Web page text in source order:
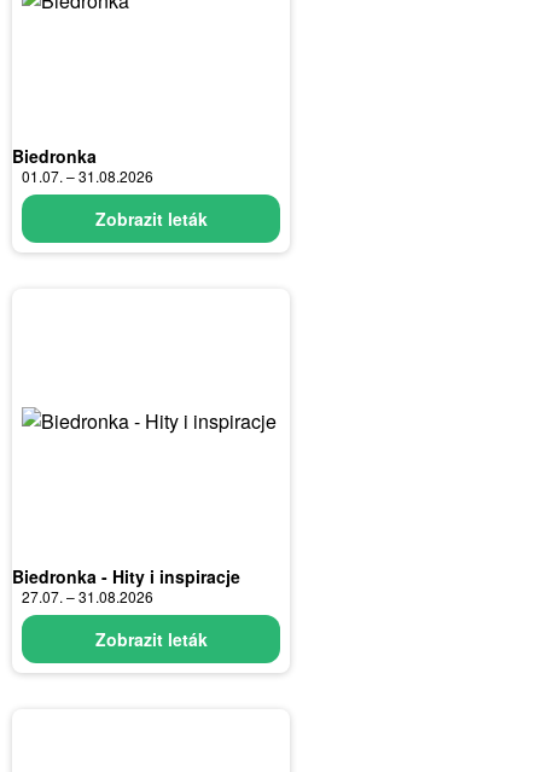
Biedronka
01.07. – 31.08.2026
Zobrazit leták
Biedronka - Hity i inspiracje
27.07. – 31.08.2026
Zobrazit leták